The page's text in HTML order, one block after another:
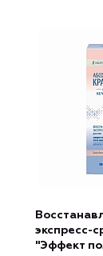
экспресс-
"Эффект